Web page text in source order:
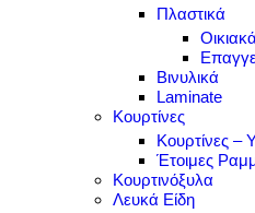
Πλαστικά
Οικιακά
Βινυλικά
Laminate
Κουρτίνες
Κουρτίνες –
Έτοιμες
Κουρτινόξυλα
Λευκά Είδη